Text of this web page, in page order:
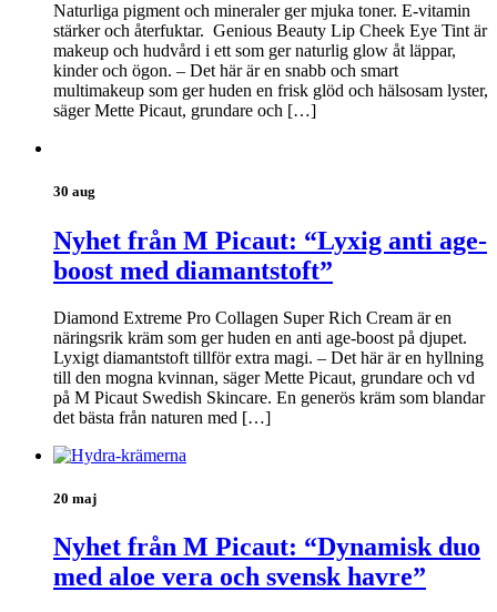
Naturliga pigment och mineraler ger mjuka toner. E-vitamin
stärker och återfuktar. Genious Beauty Lip Cheek Eye Tint är
makeup och hudvård i ett som ger naturlig glow åt läppar,
kinder och ögon. – Det här är en snabb och smart
multimakeup som ger huden en frisk glöd och hälsosam lyster,
säger Mette Picaut, grundare och […]
30 aug
Nyhet från M Picaut: “Lyxig anti age-
boost med diamantstoft”
Diamond Extreme Pro Collagen Super Rich Cream är en
näringsrik kräm som ger huden en anti age-boost på djupet.
Lyxigt diamantstoft tillför extra magi. – Det här är en hyllning
till den mogna kvinnan, säger Mette Picaut, grundare och vd
på M Picaut Swedish Skincare. En generös kräm som blandar
det bästa från naturen med […]
20 maj
Nyhet från M Picaut: “Dynamisk duo
med aloe vera och svensk havre”